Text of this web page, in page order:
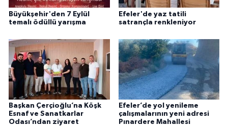
Büyükşehir'den 7 Eylül
temalı ödüllü yarışma
Efeler'de yaz tatili
satrançla renkleniyor
Başkan Çerçioğlu’na Köşk
Esnaf ve Sanatkarlar
Odası’ndan ziyaret
Efeler’de yol yenileme
çalışmalarının yeni adresi
Pınardere Mahallesi